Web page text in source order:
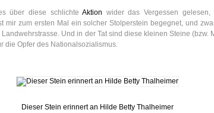
über diese schlichteAktion wider das Vergessen
mir zum ersten Mal ein solcher Stolperstein begegnet, und
Und in der Tat sind diese kleinen Steine (bzw.
die Opfer des Nationalsozialismus.
Dieser Stein erinnert an Hilde Betty Thalheimer